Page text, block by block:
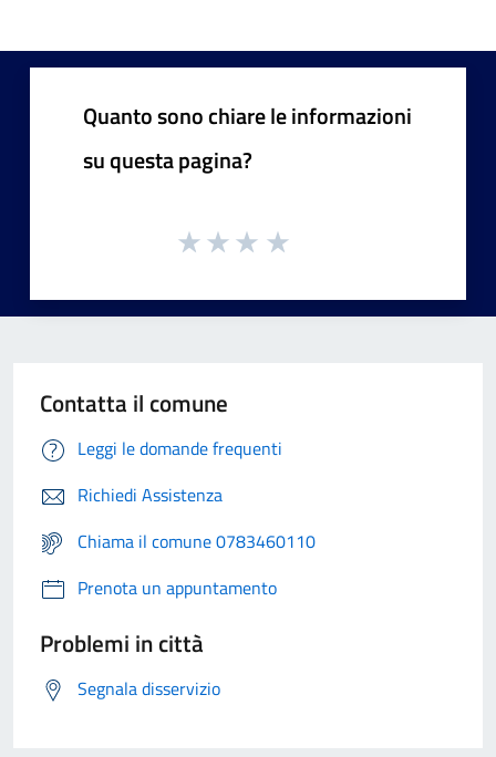
Quanto sono chiare le informazioni
su questa pagina?
Contatta il comune
Leggi le domande frequenti
Richiedi Assistenza
Chiama il comune 0783460110
Prenota un appuntamento
Problemi in città
Segnala disservizio